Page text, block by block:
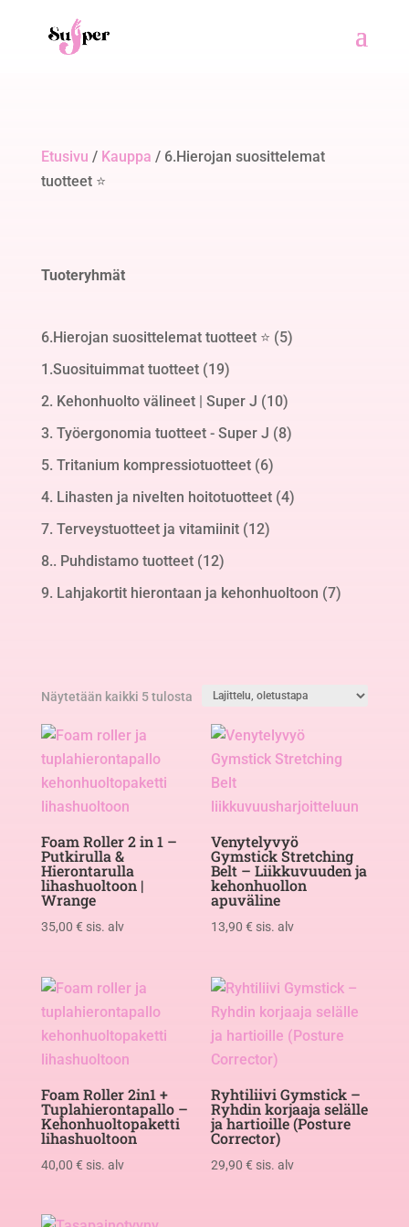
Etusivu / Kauppa / 6.Hierojan suosittelemat
tuotteet ⭐
Tuoteryhmät
6.Hierojan suosittelemat tuotteet ⭐ 55
1.Suosituimmat tuotteet 1919
tuotetta
2. Kehonhuolto välineet | Super J 1010
tuotetta
3. Työergonomia tuotteet - Super J 88
5. Tritanium kompressiotuotteet 66
tuotetta
4. Lihasten ja nivelten hoitotuotteet 44
7. Terveystuotteet ja vitamiinit 1212
8.. Puhdistamo tuotteet 1212
tuotetta
9. Lahjakortit hierontaan ja kehonhuoltoon 77
Näytetään kaikki 5 tulosta
Foam Roller 2 in 1 –
Putkirulla &
Hierontarulla
lihashuoltoon |
Wrange
35,00 € sis. alv
Venytelyvyö
Gymstick Stretching
Belt – Liikkuvuuden ja
kehonhuollon
apuväline
13,90€ sis. alv
Foam Roller 2in1 +
Tuplahierontapallo –
Kehonhuoltopaketti
lihashuoltoon
40,00 € sis. alv
Ryhtiliivi Gymstick –
Ryhdin korjaaja selälle
ja hartioille (Posture
Corrector)
29,90€ sis. alv